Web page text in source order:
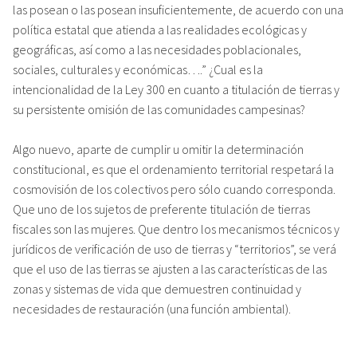
las posean o las posean insuficientemente, de acuerdo con una
política estatal que atienda a las realidades ecológicas y
geográficas, así como a las necesidades poblacionales,
sociales, culturales y económicas….” ¿Cual es la
intencionalidad de la Ley 300 en cuanto a titulación de tierras y
su persistente omisión de las comunidades campesinas?
Algo nuevo, aparte de cumplir u omitir la determinación
constitucional, es que el ordenamiento territorial respetará la
cosmovisión de los colectivos pero sólo cuando corresponda.
Que uno de los sujetos de preferente titulación de tierras
fiscales son las mujeres. Que dentro los mecanismos técnicos y
jurídicos de verificación de uso de tierras y “territorios”, se verá
que el uso de las tierras se ajusten a las características de las
zonas y sistemas de vida que demuestren continuidad y
necesidades de restauración (una función ambiental).